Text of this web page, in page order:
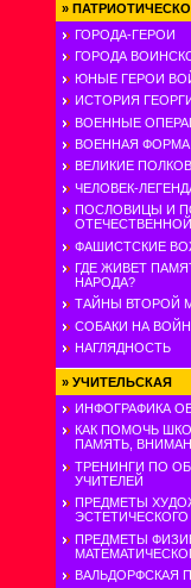
»
ГОРОДА-ГЕРОИ
ГОРОДА
ЮНЫЕ ГЕРОИ
ИСТОРИЯ
ВОЕННЫЕ
ВОЕННАЯ
ВЕЛИКИЕ
ЧЕЛОВЕК-
ПОСЛОВИЦЫ И
ФАШИСТСКИЕ
ГДЕ ЖИВЕТ
НАРОДА?
ТАЙНЫ ВТОРОЙ
СОБАКИ НА
НАГЛЯДНОСТЬ
» УЧИТЕЛЬСКАЯ
ИНФОГРАФИКА
КАК ПОМОЧЬ
ПАМЯТЬ,
ТРЕНИНГИ ПО
УЧИТЕЛЕЙ
ПРЕДМЕТЫ
ЭСТЕТИЧЕСКОГО
ПРЕДМЕТЫ
ВАЛЬДОРФСКАЯ